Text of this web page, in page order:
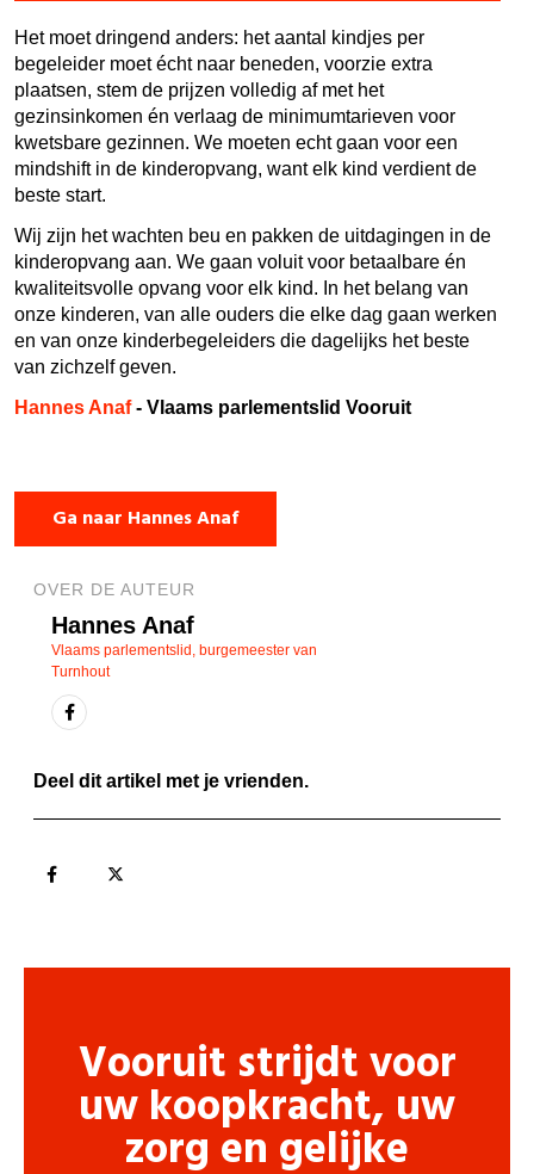
Het moet dringend anders: het aantal kindjes per
begeleider moet écht naar beneden, voorzie extra
plaatsen, stem de prijzen volledig af met het
gezinsinkomen én verlaag de minimumtarieven voor
kwetsbare gezinnen. We moeten echt gaan voor een
mindshift in de kinderopvang, want elk kind verdient de
beste start.
Wij zijn het wachten beu en pakken de uitdagingen in de
kinderopvang aan. We gaan voluit voor betaalbare én
kwaliteitsvolle opvang voor elk kind. In het belang van
onze kinderen, van alle ouders die elke dag gaan werken
en van onze kinderbegeleiders die dagelijks het beste
van zichzelf geven.
Hannes Anaf- Vlaams parlementslid Vooruit
Ga naar Hannes Anaf
OVER DE AUTEUR
Hannes Anaf
Vlaams parlementslid, burgemeester van
Turnhout
Deel dit artikel met je vrienden.
Vooruit strijdt voor
uw koopkracht, uw
zorg en gelijke